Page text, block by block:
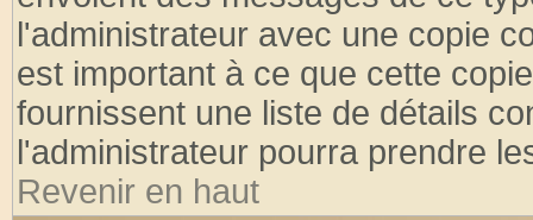
l'administrateur avec une copie
est important à ce que cette
fournissent une liste de détails
l'administrateur pourra prendre
Revenir en haut